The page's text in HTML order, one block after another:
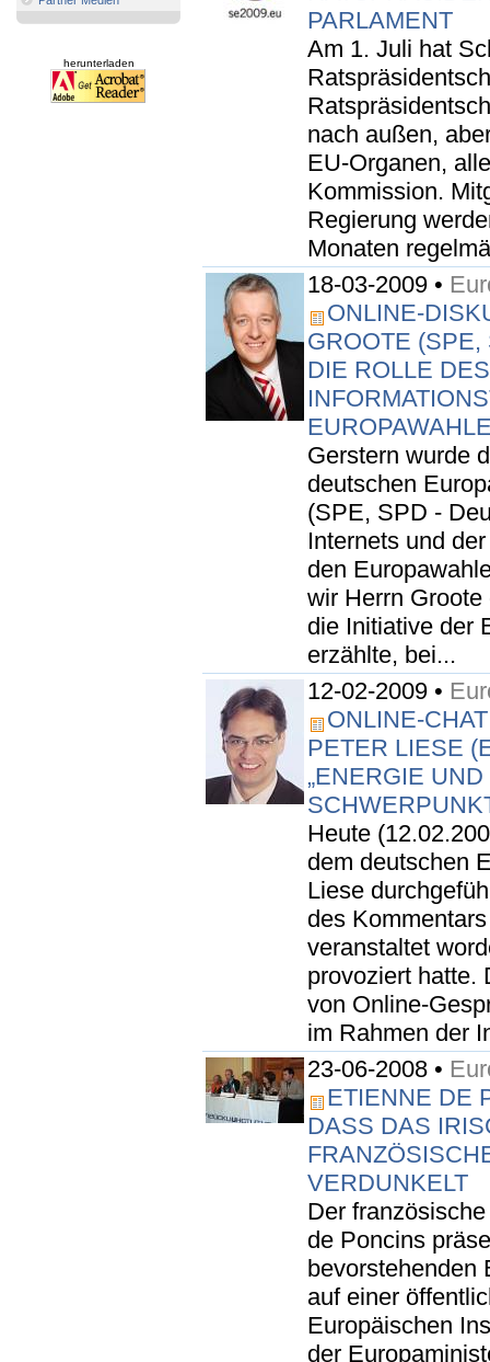
herunterladen
PARLAMENT
Am 1. Juli hat
nach außen,
EU-Organen,
Kommission.
Regierung
Monaten
18-03-2009 •
ONLINE-
GROOTE
DIE ROLLE
Gerstern wurde
deutschen
(SPE, SPD -
Internets und
den
wir Herrn
die Initiative der
erzählte, bei...
12-02-2009 •
ONLINE-
PETER LIESE
„ENERGIE
Heute
dem deutschen
Liese
des
veranstaltet
provoziert hatte.
von Online-
im Rahmen der
23-06-2008 •
ETIENNE DE
DASS DAS
VERDUNKELT
Der
de Poncins
bevorstehenden
auf einer
Europäischen
der